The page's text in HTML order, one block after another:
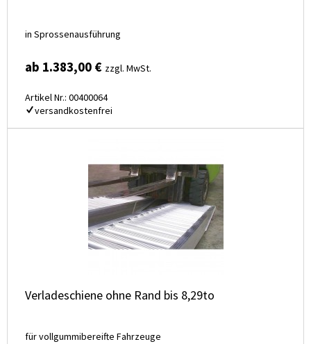
in Sprossenausführung
ab 1.383,00 € zzgl. MwSt.
Artikel Nr.: 00400064
versandkostenfrei
Verladeschiene ohne Rand bis 8,29to
für vollgummibereifte Fahrzeuge